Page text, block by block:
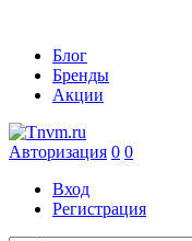
Блог
Бренды
Акции
Авторизация 0 0
Вход
Регистрация